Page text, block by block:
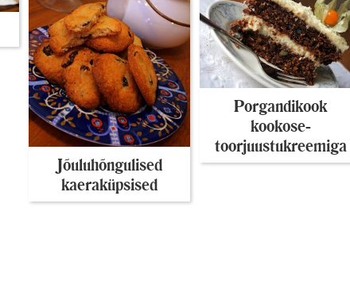
Jõuluhõngulised
kaeraküpsised
Piparkoogitaigen ja
piparkoogivahvlid
Porgandikook
kookose-
toorjuustukreemiga